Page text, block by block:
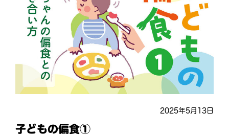
2025年5月13日
子どもの偏食①